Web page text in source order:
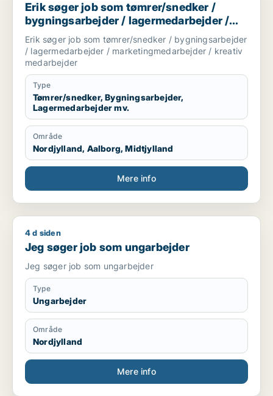
Erik søger job som tømrer/snedker /
bygningsarbejder / lagermedarbejder /
marketingmedarbejder / kreativ
medarbejder
Erik søger job som tømrer/snedker / bygningsarbejder
/ lagermedarbejder / marketingmedarbejder / kreativ
medarbejder
Type
Tømrer/snedker, Bygningsarbejder,
Lagermedarbejder mv.
Område
Nordjylland, Aalborg, Midtjylland
Mere info
Jeg søger job som ungarbejder
4 d siden
Jeg søger job som ungarbejder
Jeg søger job som ungarbejder
Type
Ungarbejder
Område
Nordjylland
Mere info